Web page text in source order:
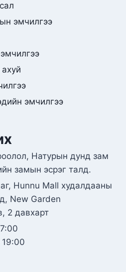
эмчилгээ
эмчилгээ
Натурын дунд зам
замын эсрэг талд.
Hunnu Mall худалдааны
New Garden
2 давхарт